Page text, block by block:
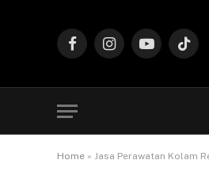
FacebookInstagramYouTube
Home » Jasa Perawatan Kolam